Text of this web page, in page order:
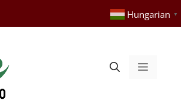
Hungarian ▼
Menü